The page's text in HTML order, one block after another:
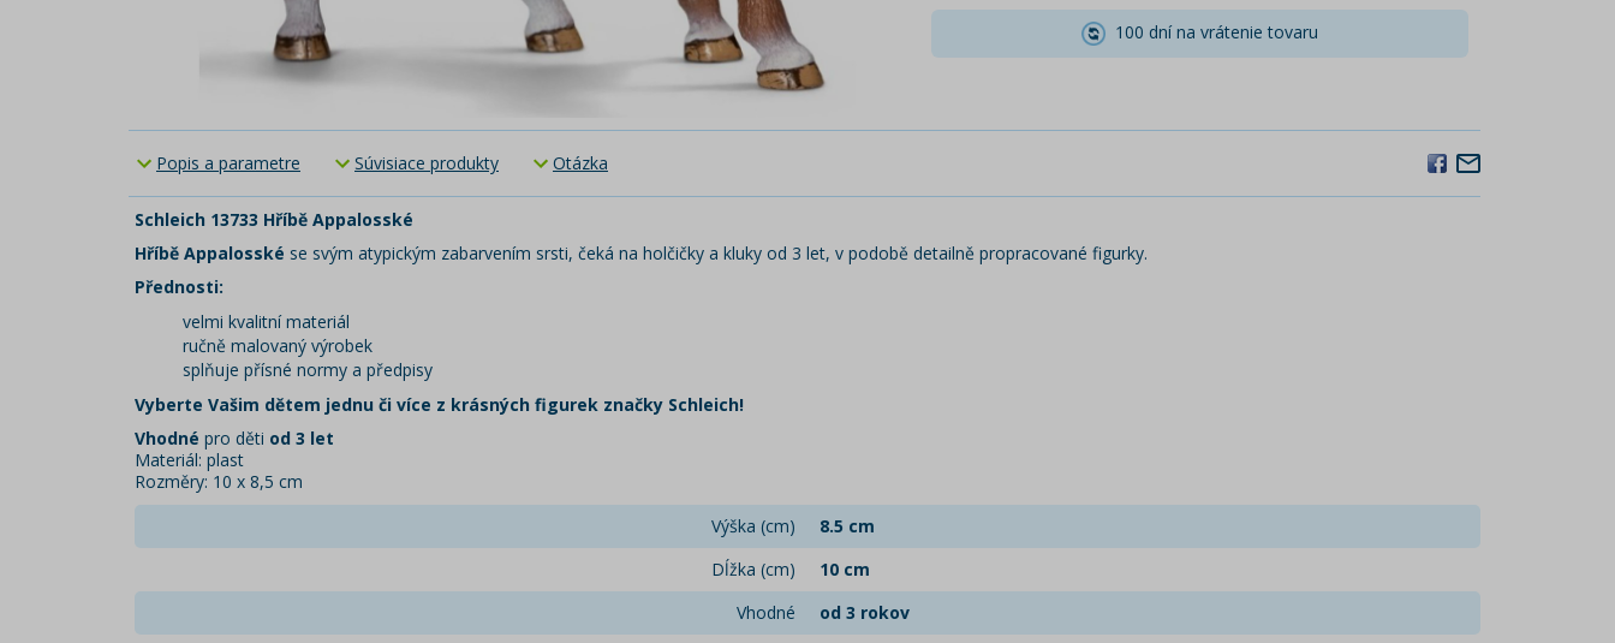
100 dní na vrátenie tovaru
Popis a parametre Súvisiace produkty Otázka
Schleich 13733 Hříbě Appalosské
Hříbě Appalosské se svým atypickým zabarvením srsti, čeká na holčičky a kluky od 3 let, v podobě detailně propracované figurky.
Přednosti:
velmi kvalitní materiál
ručně malovaný výrobek
splňuje přísné normy a předpisy
Vyberte Vašim dětem jednu či více z krásných figurek značky Schleich!
Vhodné pro děti od 3 let
Materiál: plast
Rozměry: 10 x 8,5 cm
Výška (cm)
8.5 cm
Dĺžka (cm)
10 cm
Vhodné
od 3 rokov